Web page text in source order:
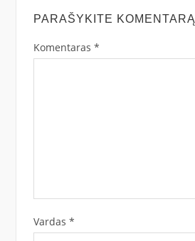
PARAŠYKITE KOMENTARĄ
Komentaras *
Vardas *